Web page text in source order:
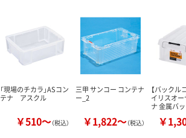
「現場のチカラ」ASコン
テナ アスクル
￥510～（税込）
三甲 サンコー コンテナ
ー_2
￥1,822～（税込）
【バックル
イリスオ
ナ 金属バ
￥